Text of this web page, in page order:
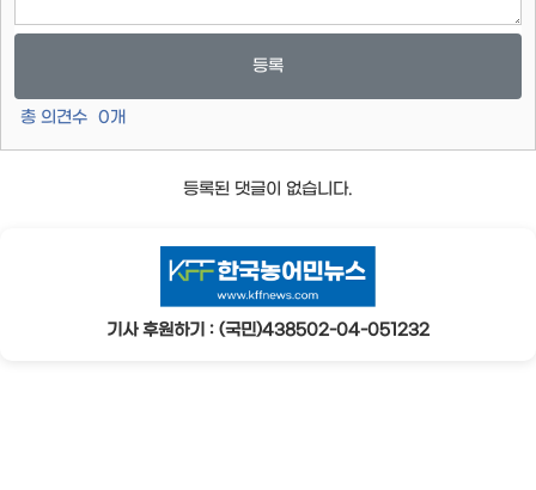
등록
총 의견수 0개
등록된 댓글이 없습니다.
기사 후원하기 : (국민)438502-04-051232